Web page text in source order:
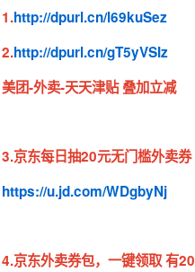
1.http://dpurl.cn/l69kuSez
2.http://dpurl.cn/gT5yVSIz
美团-外卖-天天津贴 叠加立减
3.京东每日抽20元无门槛外卖券
https://u.jd.com/WDgbyNj
4.京东外卖券包，一键领取 有